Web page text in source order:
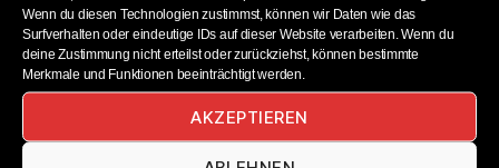
Wenn du diesen Technologien zustimmst, können wir Daten wie das
Surfverhalten oder eindeutige IDs auf dieser Website verarbeiten. Wenn du
deine Zustimmung nicht erteilst oder zurückziehst, können bestimmte
Merkmale und Funktionen beeinträchtigt werden.
AKZEPTIEREN
der WM-Siebte, André Höflich (GER). Bei den
Snowboarderinnenwaren z. B. die WM-Zweite
2021, Maddie Mastro (USA), die
Silbermedaillengewinnerin der Olympischen
Winterspiele 2018, Liu Jiayu (CHN), die